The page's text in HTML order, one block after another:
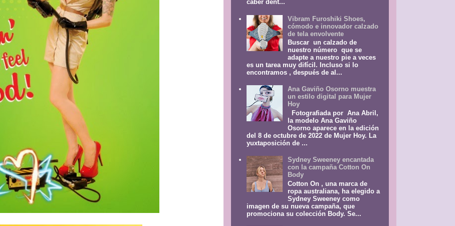
caber dent...
Vibram Furoshiki Shoes,
cómodo e innovador calzado
de tela envolvente
Buscar un calzado de
nuestro número que se
adapte a nuestro pie a veces
es un tarea muy difícil. Incluso si lo
encontramos , después de al...
Ana Gaviño Osorno muestra
un estilo digital para Mujer
Hoy
Fotografiada por Ana Abril,
la modelo Ana Gaviño
Osorno aparece en la edición
del 8 de octubre de 2022 de Mujer Hoy. La
yuxtaposición de ...
Sydney Sweeney encantada
con la campaña Cotton On
Body
Cotton On , una marca de
ropa australiana, ha elegido a
Sydney Sweeney como
imagen de su nueva campaña, que
promociona su colección Body. Se...